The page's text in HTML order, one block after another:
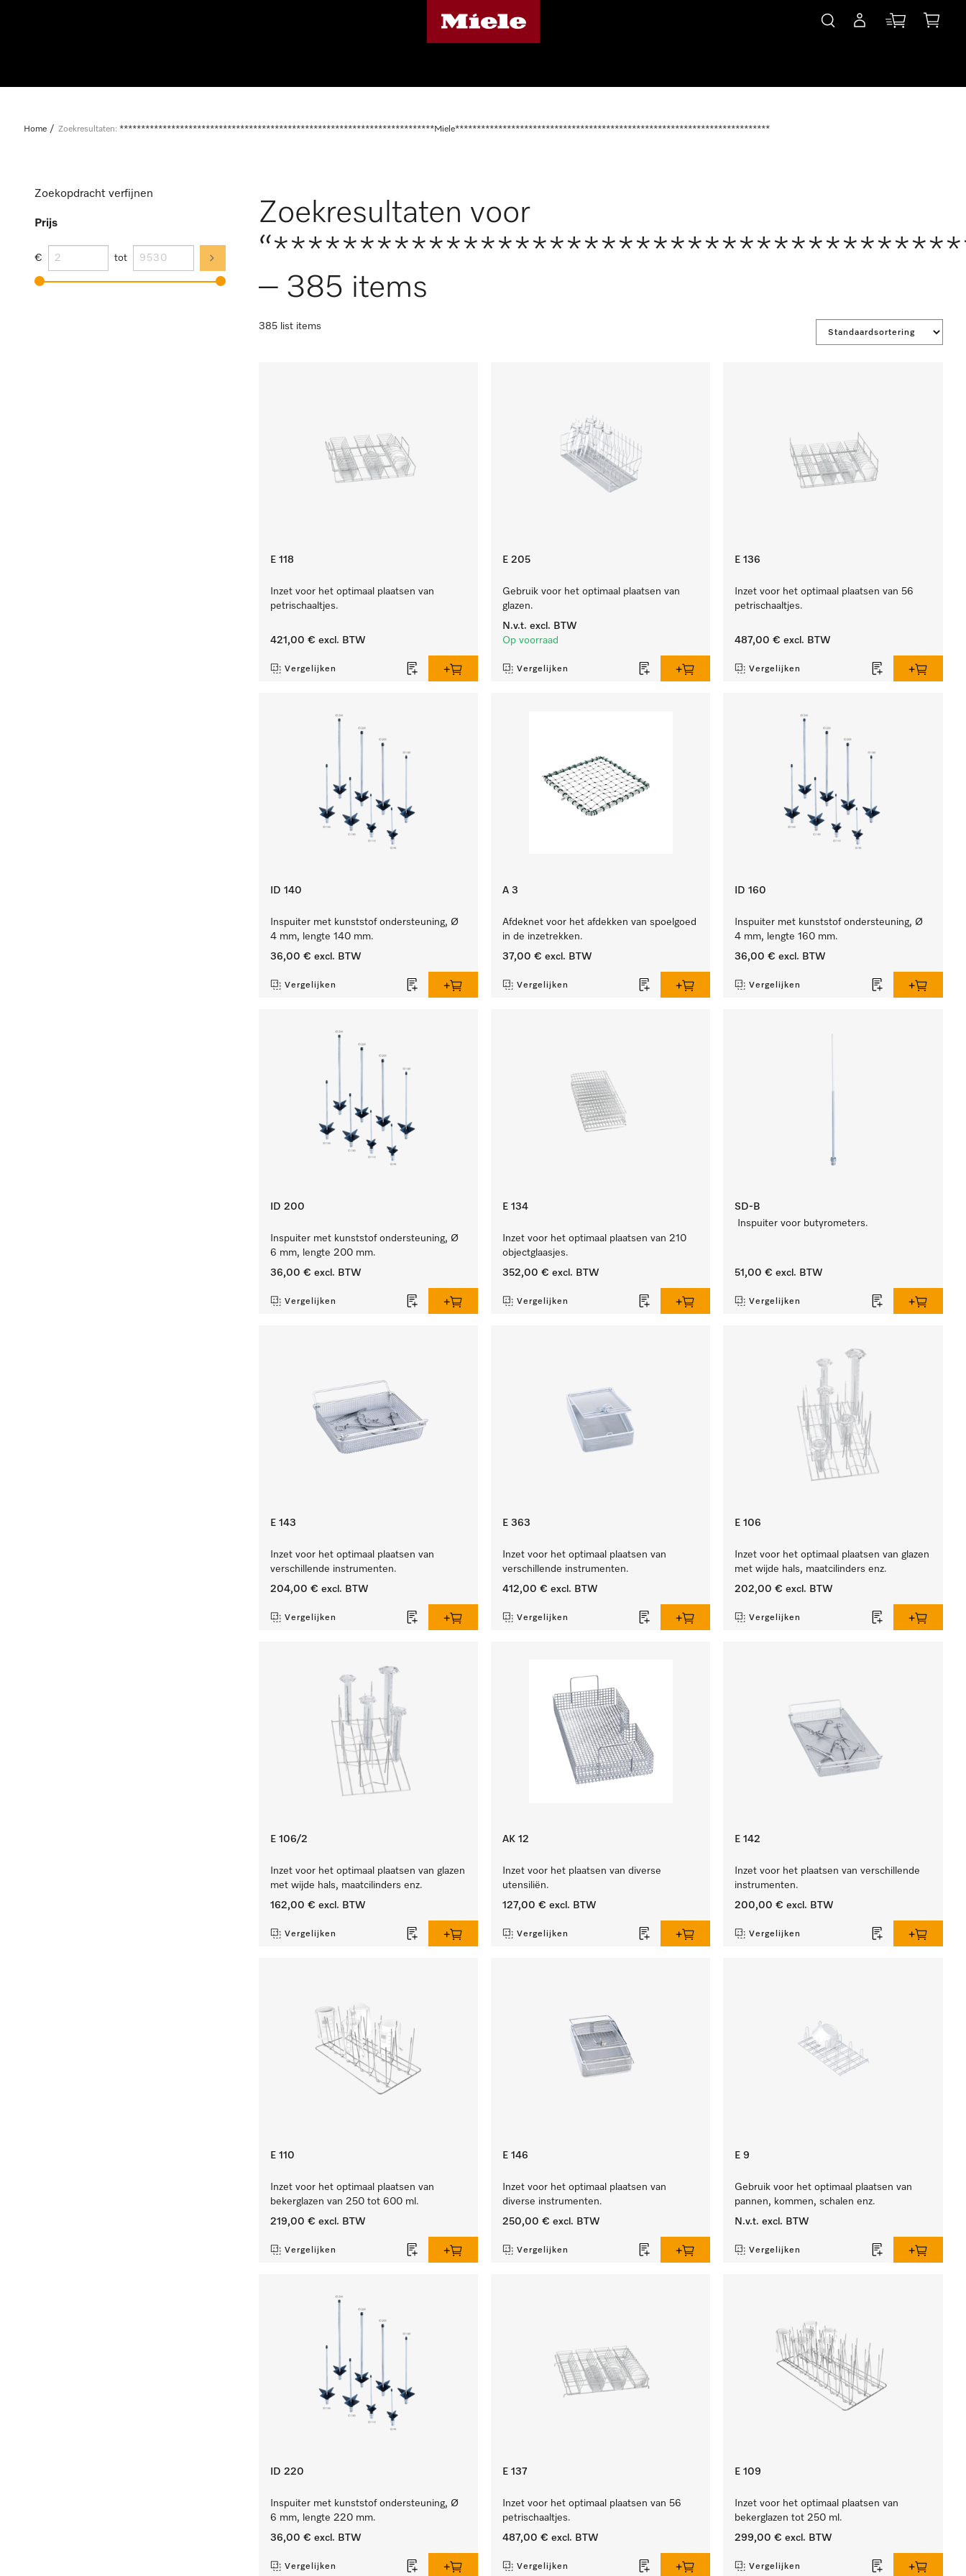
Home Zoekresultaten: *************************************************************************Miele*************************************************************************
Zoekopdracht verfijnen
Prijs
€ tot
Zoekresultaten voor
– 385 items
385 list items
E 118
Inzet voor het optimaal plaatsen van
petrischaaltjes.
421,00 € excl. BTW
Vergelijken
E 205
Gebruik voor het optimaal plaatsen van
glazen.
N.v.t. excl. BTW
Op voorraad
Vergelijken
E 136
Inzet voor het optimaal plaatsen van 56
petrischaaltjes.
487,00 € excl. BTW
Vergelijken
ID 140
Inspuiter met kunststof ondersteuning, Ø
4 mm, lengte 140 mm.
36,00 € excl. BTW
Vergelijken
A 3
Afdeknet voor het afdekken van spoelgoed
in de inzetrekken.
37,00 € excl. BTW
Vergelijken
ID 160
Inspuiter met kunststof ondersteuning, Ø
4 mm, lengte 160 mm.
36,00 € excl. BTW
Vergelijken
ID 200
Inspuiter met kunststof ondersteuning, Ø
6 mm, lengte 200 mm.
36,00 € excl. BTW
Vergelijken
E 134
Inzet voor het optimaal plaatsen van 210
objectglaasjes.
352,00 € excl. BTW
Vergelijken
SD-B
Inspuiter voor butyrometers.
51,00 € excl. BTW
Vergelijken
E 143
Inzet voor het optimaal plaatsen van
verschillende instrumenten.
204,00 € excl. BTW
Vergelijken
E 363
Inzet voor het optimaal plaatsen van
verschillende instrumenten.
412,00 € excl. BTW
Vergelijken
E 106
Inzet voor het optimaal plaatsen van glazen
met wijde hals, maatcilinders enz.
202,00 € excl. BTW
Vergelijken
E 106/2
Inzet voor het optimaal plaatsen van glazen
met wijde hals, maatcilinders enz.
162,00 € excl. BTW
Vergelijken
AK 12
Inzet voor het plaatsen van diverse
utensiliën.
127,00 € excl. BTW
Vergelijken
E 142
Inzet voor het plaatsen van verschillende
instrumenten.
200,00 € excl. BTW
Vergelijken
E 110
Inzet voor het optimaal plaatsen van
bekerglazen van 250 tot 600 ml.
219,00 € excl. BTW
Vergelijken
E 146
Inzet voor het optimaal plaatsen van
diverse instrumenten.
250,00 € excl. BTW
Vergelijken
E 9
Gebruik voor het optimaal plaatsen van
pannen, kommen, schalen enz.
N.v.t. excl. BTW
Vergelijken
ID 220
Inspuiter met kunststof ondersteuning, Ø
6 mm, lengte 220 mm.
36,00 € excl. BTW
Vergelijken
E 137
Inzet voor het optimaal plaatsen van 56
petrischaaltjes.
487,00 € excl. BTW
Vergelijken
E 109
Inzet voor het optimaal plaatsen van
bekerglazen tot 250 ml.
299,00 € excl. BTW
Vergelijken